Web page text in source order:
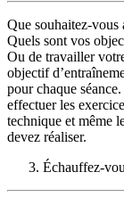
Que souhaitez-vous
Quels sont vos
Ou de travailler
objectif
pour chaque
effectuer les
technique et même
devez réaliser.
Échauffez-